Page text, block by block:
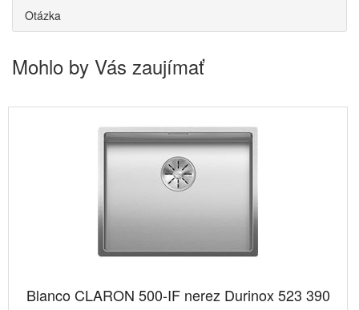
Otázka
Mohlo by Vás zaujímať
Blanco CLARON 500-IF nerez Durinox 523 390